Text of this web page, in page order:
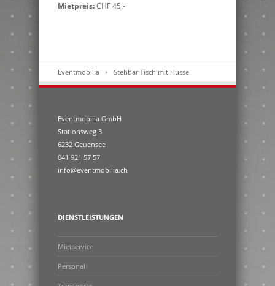
Mietpreis:CHF 45.-
Eventmobilia Stehbar Tisch mit Husse
Eventmobilia GmbH
Stationsweg 3
6232 Geuensee
041 921 57 57
info@eventmobilia.ch
DIENSTLEISTUNGEN
Mietservice
Personal